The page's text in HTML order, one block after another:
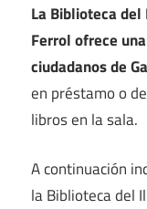
La Biblioteca del
Ferrol ofrece
ciudadanos de
en préstamo o
libros en la sala.
A continuación
la Biblioteca del